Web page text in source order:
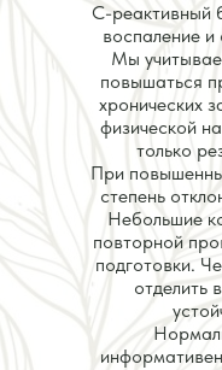
С-реактивный
воспаление и
Мы
повышаться
хронических
физической
только
При
степень
Небольшие
повторной
подготовки.
отделить